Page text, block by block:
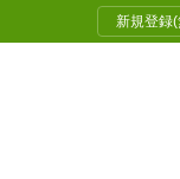
新規登録